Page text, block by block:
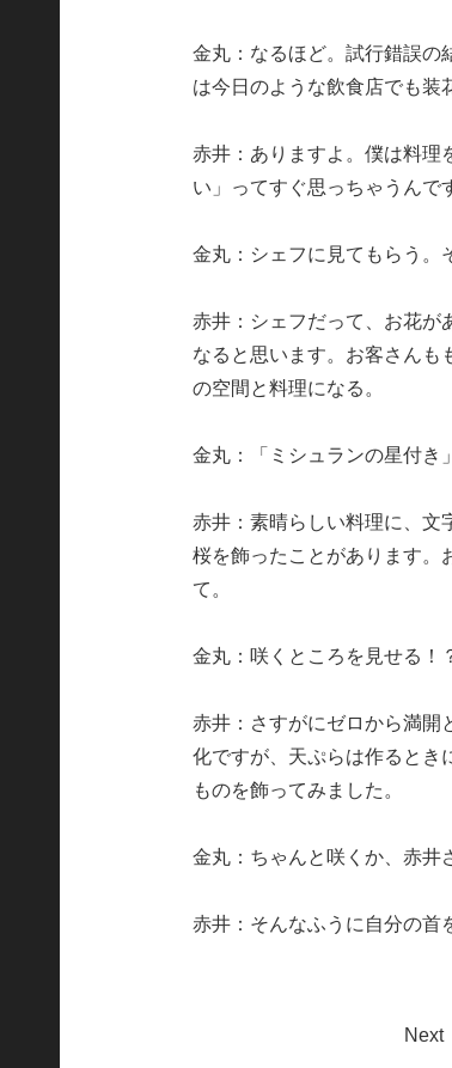
金丸：なるほど。試行錯誤の
は今日のような飲食店でも装
赤井：ありますよ。僕は料理
い」ってすぐ思っちゃうんで
金丸：シェフに見てもらう。
赤井：シェフだって、お花が
なると思います。お客さん
の空間と料理になる。
金丸：「ミシュランの星付き
赤井：素晴らしい料理に、文
桜を飾ったことがあります。
て。
金丸：咲くところを見せる！
赤井：さすがにゼロから満
化ですが、天ぷらは作るとき
ものを飾ってみました。
金丸：ちゃんと咲くか、赤井
赤井：そんなふうに自分の首